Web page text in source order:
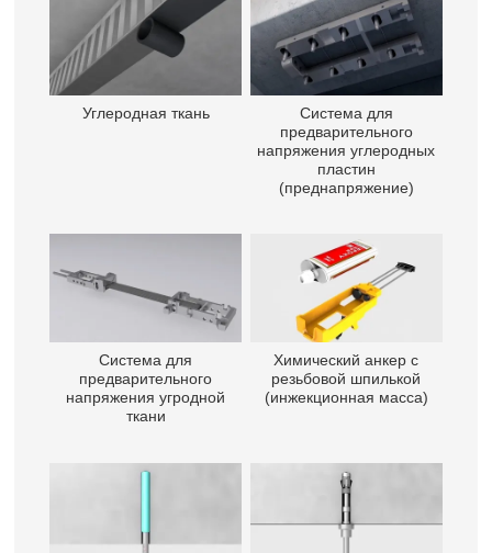
Углеродная ткань
Система для
предварительного
напряжения углеродных
пластин
(преднапряжение)
Система для
предварительного
напряжения угродной
ткани
Химический анкер с
резьбовой шпилькой
(инжекционная масса)